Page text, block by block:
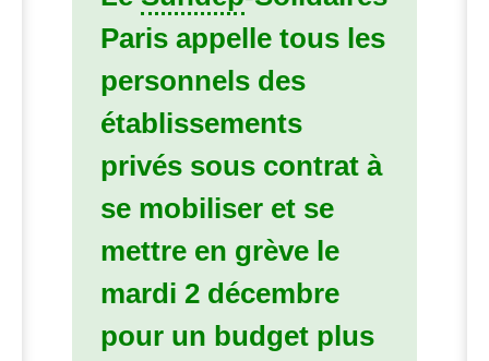
Paris appelle tous les
personnels des
établissements
privés sous contrat à
se mobiliser et se
mettre en grève le
mardi 2 décembre
pour un budget plus